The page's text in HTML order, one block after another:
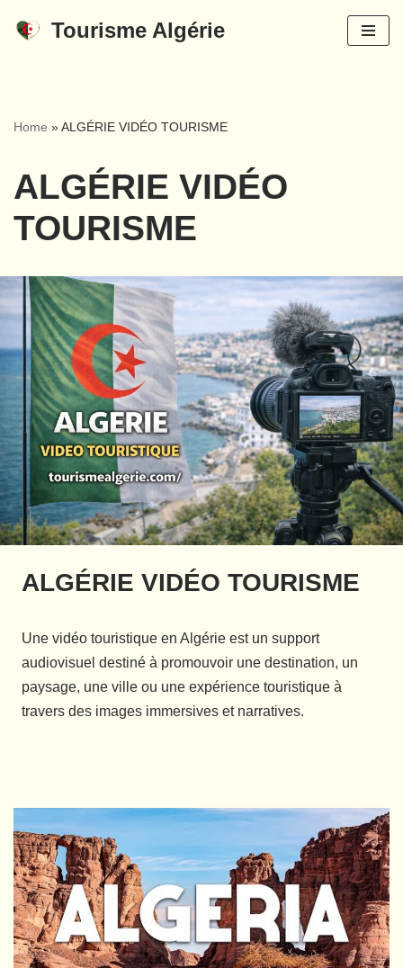
Tourisme Algérie
Home »ALGÉRIE VIDÉO TOURISME
ALGÉRIE VIDÉO
TOURISME
ALGÉRIE VIDÉO TOURISME
Une vidéo touristique en Algérie est un support
audiovisuel destiné à promouvoir une destination, un
paysage, une ville ou une expérience touristique à
travers des images immersives et narratives.